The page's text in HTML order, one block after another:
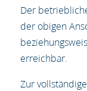
Der
der obigen
erreichbar.
Zur